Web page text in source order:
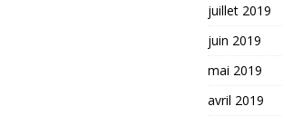
juillet 2019
juin 2019
mai 2019
avril 2019